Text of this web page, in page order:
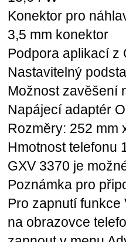
Konektor pro
3,5 mm konektor
Podpora aplikací z
Nastavitelný
Možnost zavěšení
Napájecí adaptér
Rozměry: 252 mm
Hmotnost telefonu
GXV 3370 je
Poznámka pro
Pro zapnutí
na obrazovce